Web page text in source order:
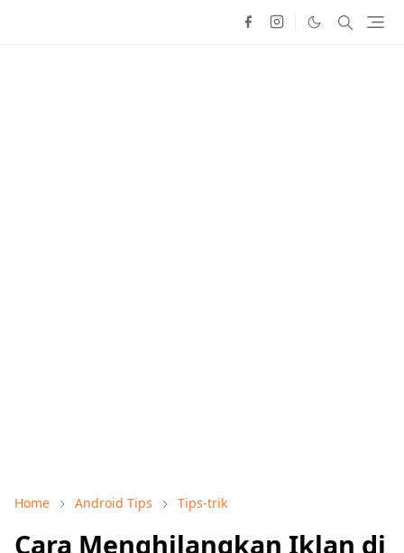
Home Android Tips Tips-trik
Cara Menghilangkan Iklan di